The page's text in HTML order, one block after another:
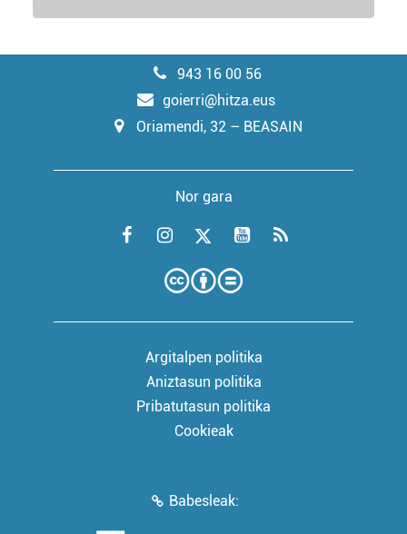
943 16 00 56
goierri@hitza.eus
Oriamendi, 32 – BEASAIN
Nor gara
Argitalpen politika
Aniztasun politika
Pribatutasun politika
Cookieak
Babesleak: